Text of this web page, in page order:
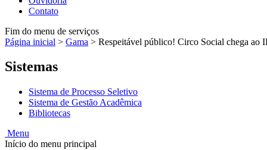
Contato
Fim do menu de serviços
Página inicial > Gama > Respeitável público! Circo Social chega ao
Sistemas
Sistema de Processo Seletivo
Sistema de Gestão Acadêmica
Bibliotecas
Menu
Início do menu principal